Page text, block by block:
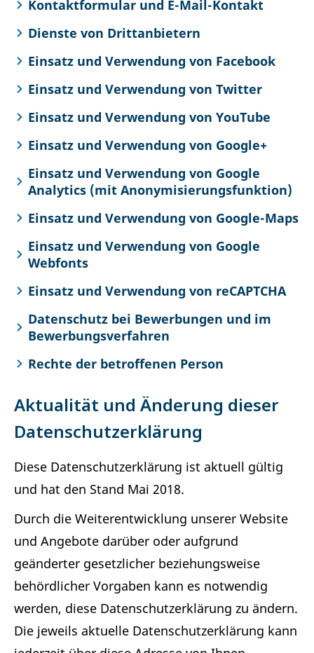
Kontaktformular und E-Mail-Kontakt
Dienste von Drittanbietern
Einsatz und Verwendung von Facebook
Einsatz und Verwendung von Twitter
Einsatz und Verwendung von YouTube
Einsatz und Verwendung von Google+
Einsatz und Verwendung von Google
Analytics (mit Anonymisierungsfunktion)
Einsatz und Verwendung von Google-Maps
Einsatz und Verwendung von Google
Webfonts
Einsatz und Verwendung von reCAPTCHA
Datenschutz bei Bewerbungen und im
Bewerbungsverfahren
Rechte der betroffenen Person
Aktualität und Änderung dieser
Datenschutzerklärung
Diese Datenschutzerklärung ist aktuell gültig
und hat den Stand Mai 2018.
Durch die Weiterentwicklung unserer Website
und Angebote darüber oder aufgrund
geänderter gesetzlicher beziehungsweise
behördlicher Vorgaben kann es notwendig
werden, diese Datenschutzerklärung zu ändern.
Die jeweils aktuelle Datenschutzerklärung kann